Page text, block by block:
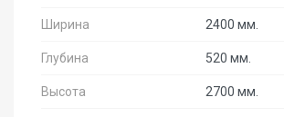
Ширина 2400 мм.
Глубина 520 мм.
Высота 2700 мм.